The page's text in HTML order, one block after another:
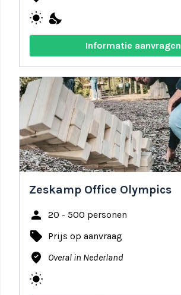
wb_sunny nights_stay
Informatie aanvragen
Zeskamp Office Olympics
person 20 - 500 personen
local_offer Prijs op aanvraag
where_to_vote Overal in Nederland
wb_sunny